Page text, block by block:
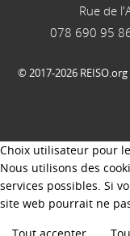
Rue de
078 690 95
© 2017-2026 REISO.org
Choix utilisateur pour
Nous utilisons des
services possibles. Si
site web pourrait ne